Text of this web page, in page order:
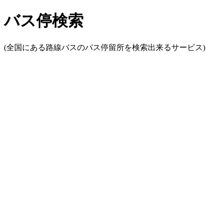
バス停検索
(全国にある路線バスのバス停留所を検索出来るサービス)